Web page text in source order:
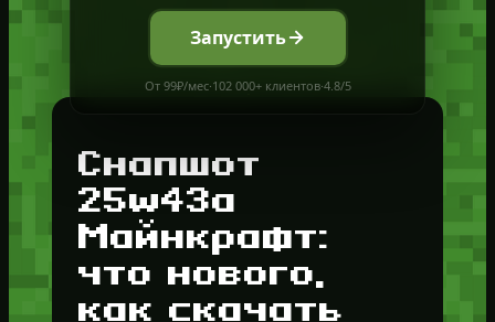
Запустить
От 99₽/мес·102 000+ клиентов·4.8/5
Снапшот
25w43a
Майнкрафт:
что нового,
как скачать